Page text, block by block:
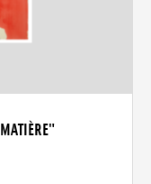
MATIÈRE"